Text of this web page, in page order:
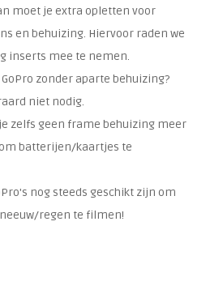
moet je extra opletten voor
en behuizing. Hiervoor raden we
inserts mee te nemen.
zonder aparte behuizing?
niet nodig.
zelfs geen frame behuizing meer
batterijen/kaartjes te
nog steeds geschikt zijn om
regen te filmen!